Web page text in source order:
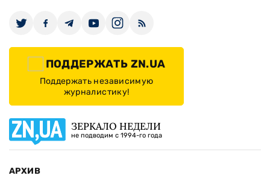
ПОДДЕРЖАТЬ ZN.UA
Поддержать независимую
журналистику!
ЗЕРКАЛО НЕДЕЛИ
не подводим с 1994-го года
АРХИВ